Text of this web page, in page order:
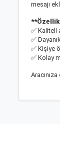
mesajı
✅
✅
✅ Kişiye
✅ Kolay